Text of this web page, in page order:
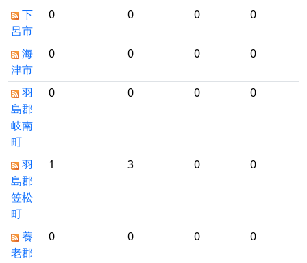
下
呂市
0 0 0 0
海
津市
0 0 0 0
羽
島郡
岐南
町
0 0 0 0
羽
島郡
笠松
町
1 3 0 0
養
老郡
0 0 0 0